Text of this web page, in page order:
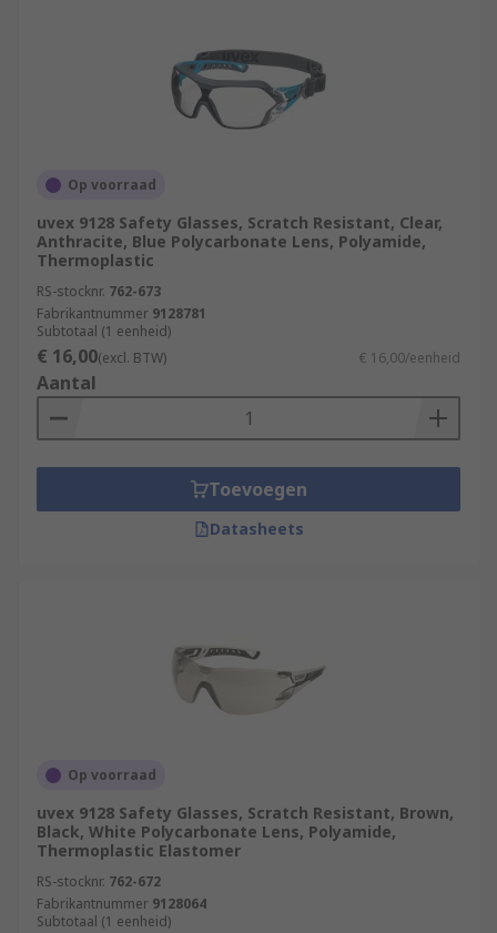
Op voorraad
uvex 9128 Safety Glasses, Scratch Resistant, Clear,
Anthracite, Blue Polycarbonate Lens, Polyamide,
Thermoplastic
RS-stocknr. 762-673
Fabrikantnummer 9128781
Subtotaal (1 eenheid)
€ 16,00(excl. BTW) € 16,00/eenheid
Aantal
Toevoegen
Datasheets
Op voorraad
uvex 9128 Safety Glasses, Scratch Resistant, Brown,
Black, White Polycarbonate Lens, Polyamide,
Thermoplastic Elastomer
RS-stocknr. 762-672
Fabrikantnummer 9128064
Subtotaal (1 eenheid)